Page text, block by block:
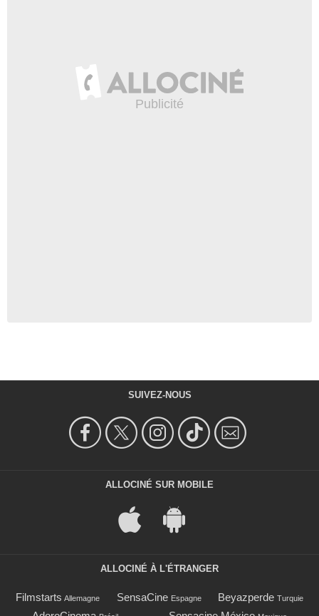
SUIVEZ-NOUS
ALLOCINÉ SUR MOBILE
ALLOCINÉ À L'ÉTRANGER
Filmstarts Allemagne SensaCine Espagne Beyazperde Turquie